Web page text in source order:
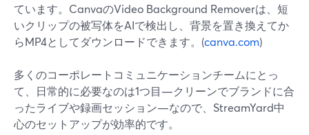
ています。CanvaのVideo Background Removerは、短
いクリップの被写体をAIで検出し、背景を置き換えてか
らMP4としてダウンロードできます。(canva.com)
多くのコーポレートコミュニケーションチームにとっ
て、日常的に必要なのは1つ目—クリーンでブランドに合
ったライブや録画セッション—なので、StreamYard中
心のセットアップが効率的です。